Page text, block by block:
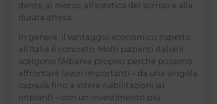
dente, al morso, all’estetica del sorriso e alla
durata attesa.
In genere, il vantaggio economico rispetto
all’Italia è concreto. Molti pazienti italiani
scelgono l’Albania proprio perché possono
affrontare lavori importanti – da una singola
capsula fino a intere riabilitazioni su
impianti – con un investimento più